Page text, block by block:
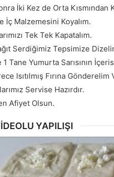
İki Kez de Orta Kısmından
İç Malzemesini Koyalım.
Tek Tek Kapatalım.
Serdiğimiz Tepsimize
Tane Yumurta Sarısının
Isıtılmış Fırına
Servise Hazırdır.
Afiyet Olsun.
YAPILIŞI